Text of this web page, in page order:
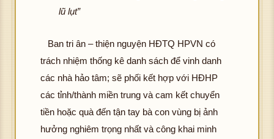
lũ lụt”
Ban tri ân – thiện nguyện HĐTQ HPVN có
trách nhiệm thống kê danh sách để vinh danh
các nhà hảo tâm; sẽ phối kết hợp với HĐHP
các tỉnh/thành miền trung và cam kết chuyển
tiền hoặc quà đến tận tay bà con vùng bị ảnh
hưởng nghiêm trọng nhất và công khai minh